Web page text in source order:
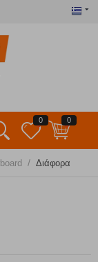
0 0
/ Διάφορα